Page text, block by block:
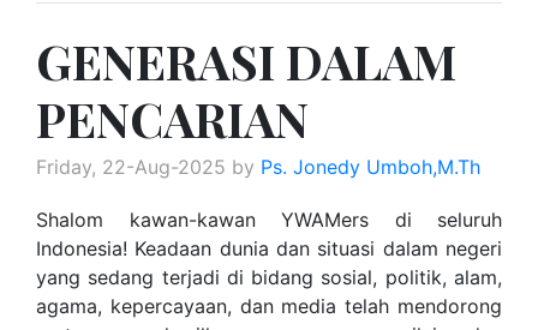
GENERASI DALAM
PENCARIAN
Friday, 22-Aug-2025 by Ps. Jonedy Umboh,M.Th
Shalom kawan-kawan YWAMers di seluruh
Indonesia! Keadaan dunia dan situasi dalam negeri
yang sedang terjadi di bidang sosial, politik, alam,
agama, kepercayaan, dan media telah mendorong